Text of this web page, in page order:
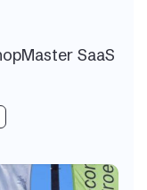
SaaS